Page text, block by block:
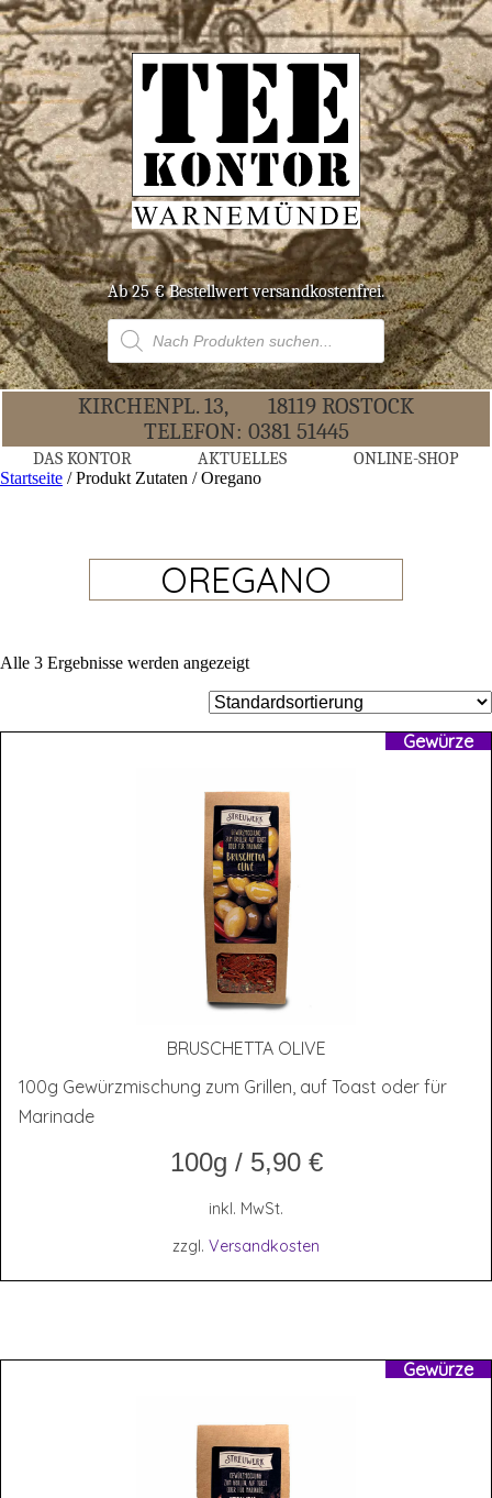
Ab 25 € Bestell­wert versandkostenfrei.
Products
search
KIR­CHEN­PL. 13,
18119 ROS­TOCK
TELE­FON: 0381 51445
DAS KON­TOR AKTU­EL­LES ONLINE-SHOP
Startseite / Produkt Zutaten / Oregano
OREGANO
Alle 3 Ergebnisse werden angezeigt
Gewürze
BRUSCHET­TA OLIVE
100g Gewürzmischung zum Grillen, auf Toast oder für
Marinade
100g / 5,90 €
inkl. MwSt.
zzgl. Versandkosten
Gewürze